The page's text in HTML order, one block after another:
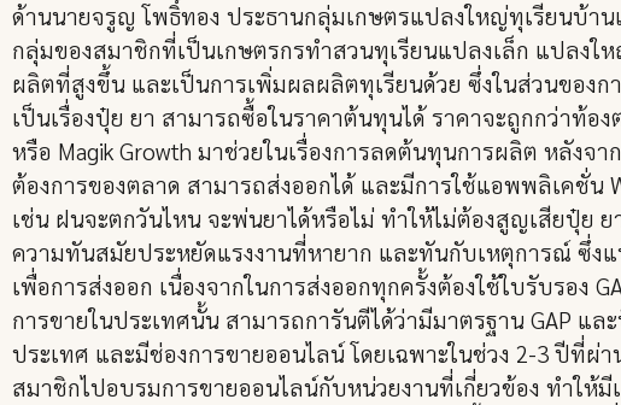
ด้านนายจรูญ โพธิ์ทอง ประธานกลุ่มเกษตรแปลงใหญ่ทุเรียนบ้า
กลุ่มของสมาชิกที่เป็นเกษตรกรทำสวนทุเรียนแปลงเล็ก แปลง
ผลิตที่สูงขึ้น และเป็นการเพิ่มผลผลิตทุเรียนด้วย ซึ่งในส่วนของ
เป็นเรื่องปุ๋ย ยา สามารถซื้อในราคาต้นทุนได้ ราคาจะถูกกว่าท้
หรือ Magik Growth มาช่วยในเรื่องการลดต้นทุนการผลิต หลัง
ต้องการของตลาด สามารถส่งออกได้ และมีการใช้แอพพลิเคชั่
เช่น ฝนจะตกวันไหน จะพ่นยาได้หรือไม่ ทำให้ไม่ต้องสูญเสียปุ๋ย
ความทันสมัยประหยัดแรงงานที่หายาก และทันกับเหตุการณ์ ซึ่ง
เพื่อการส่งออก เนื่องจากในการส่งออกทุกครั้งต้องใช้ใบรับรอ
การขายในประเทศนั้น สามารถการันตีได้ว่ามีมาตรฐาน GAP แ
ประเทศ และมีช่องการขายออนไลน์ โดยเฉพาะในช่วง 2-3 ปีที่
สมาชิกไปอบรมการขายออนไลน์กับหน่วยงานที่เกี่ยวข้อง ทำให้